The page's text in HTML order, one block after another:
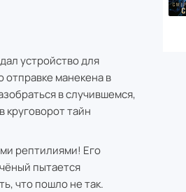
устройство для
манекена в
в случившемся,
круговорот тайн
рептилиями! Его
пытается
что пошло не так.